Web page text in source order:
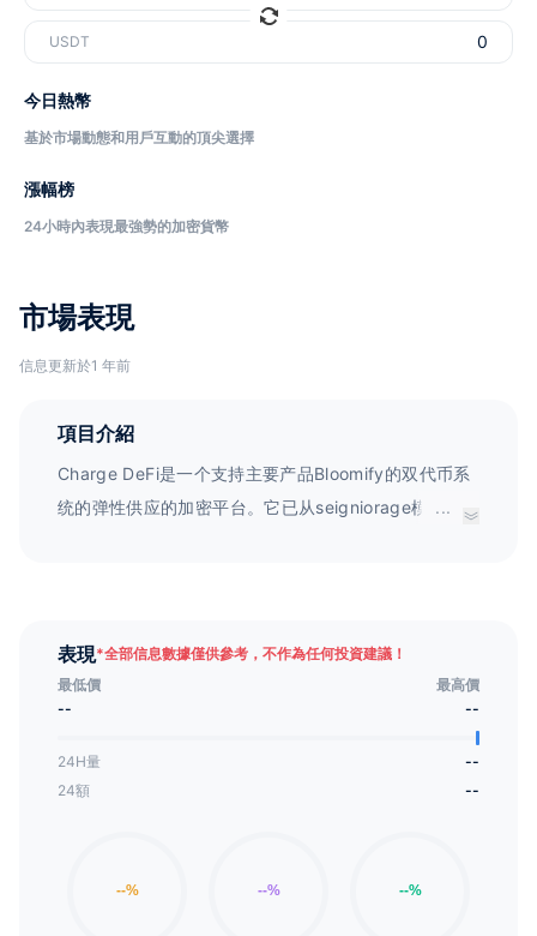
市場表現
信息更新於1 年前
項目介紹
Charge DeFi是一个支持主要产品Bloomify的双代币系
统的弹性供应的加密平台。它已从seigniorage模式过
...
表現*全部信息數據僅供參考，不作為任何投資建議！
最低價
最高價
--
--
24H量
--
24額
--
USDT
今日熱幣
基於市場動態和用戶互動的頂尖選擇
漲幅榜
24小時內表現最強勢的加密貨幣